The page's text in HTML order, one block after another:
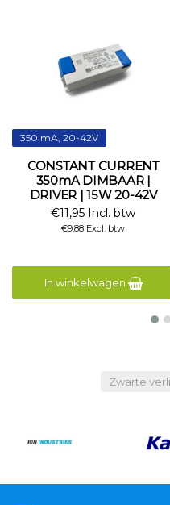
350 mA, 20-42V
CONSTANT CURRENT
350mA DIMBAAR |
DRIVER | 15W 20-42V
€11,95 Incl. btw
€9,88 Excl. btw
In winkelwagen
Zwarte